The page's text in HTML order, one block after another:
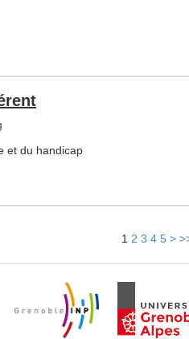
et du handicap
1 2 3 4 5 >